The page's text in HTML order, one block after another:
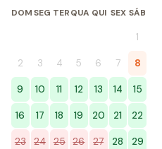
DOMSEG TERQUA QUI SEX SÁB
1
2 3 4 5 6 7 8
9 10 11 12 13 14 15
16 17 18 19 20 21 22
23 24 25 26 27 28 29